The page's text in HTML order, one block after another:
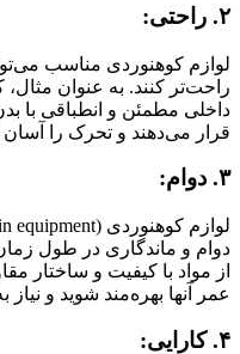
۲. راحتی:
لوازم کوهنوردی مناسب
راحت‌تر کنند. به عنوان
داخلی مطمئن و انطباقی با
قرار می‌دهند و تحرک را آسان
۳. دوام:
دوام و ماندگاری در طول
از مواد با کیفیت و ساختار
عمر آنها بهره‌مند شوید و
۴. کارایی: